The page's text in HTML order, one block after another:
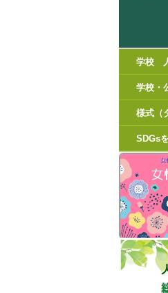
学校
学校・
様式（
SDGs